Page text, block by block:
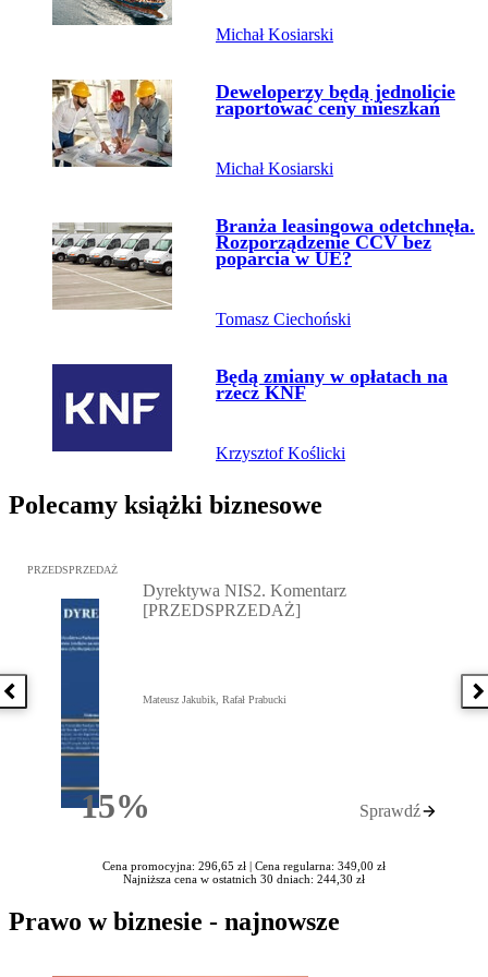
Michał Kosiarski
Przejdź do artykułu:
Deweloperzy będą jednolicie
raportować ceny mieszkań
Michał Kosiarski
Przejdź do artykułu:
Branża leasingowa odetchnęła.
Rozporządzenie CCV bez
poparcia w UE?
Tomasz Ciechoński
Przejdź do artykułu:
Będą zmiany w opłatach na
rzecz KNF
Krzysztof Koślicki
Polecamy książki biznesowe
Poprzednia książka
Przejdź do: Dyrektywa NIS2. Komentarz [PRZEDSPRZEDAŻ],
PRZEDSPRZEDAŻ
15%Rabatu
Dyrektywa NIS2. Komentarz
[PRZEDSPRZEDAŻ]
Mateusz Jakubik, Rafał Prabucki
Sprawdź
Cena promocyjna: 296,65 zł | Cena regularna: 349,00 zł
Najniższa cena w ostatnich 30 dniach: 244,30 zł
Prawo w biznesie - najnowsze